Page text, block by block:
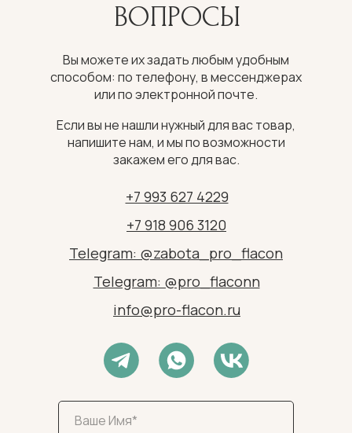
ВОПРОСЫ
+7 993 627 4229
+7 918 906 3120
Telegram: @zabota_pro_flacon
Telegram: @pro_flaconn
info@pro-flacon.ru
Вы можете их задать любым удобным
способом: по телефону, в мессенджерах
или по электронной почте.
Если вы не нашли нужный для вас товар,
напишите нам, и мы по возможности
закажем его для вас.